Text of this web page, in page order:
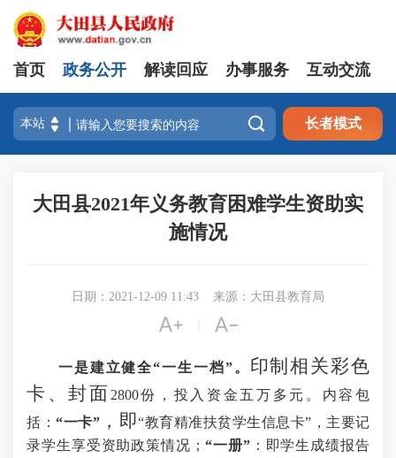
首页 政务公开 解读回应 办事服务 互动交流
 长者模式
大田县2021年义务教育困难学生资助实
施情况
日期：2021-12-09 11:43 来源：大田县教育局
 
一是建立健全“一生一档”。 印制相关彩色
卡、封面 2800份，投入资金五万多元。 内容包
括： “一卡”，即“教育精准扶贫学生信息卡”，主要记
录学生享受资助政策情况； “一册”：即学生成绩报告